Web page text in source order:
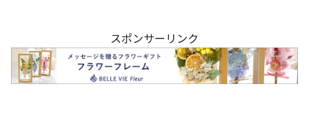
スポンサーリンク